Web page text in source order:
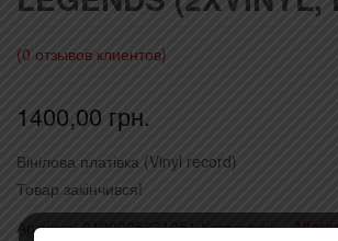
(0 отзывов клиентов)
1400,00 грн.
Вінілова платівка (Vinyl record)
Товар закінчився!
Артикул:0190295671051 Категории:-